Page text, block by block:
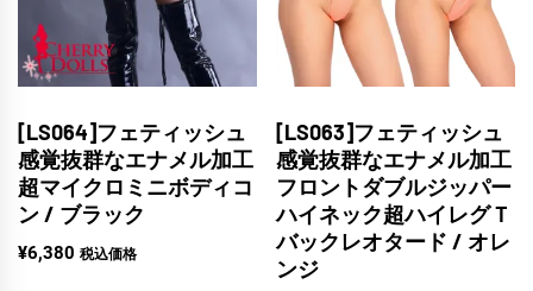
[LS064]フェティッシュ
感覚抜群なエナメル加工
超マイクロミニボディコ
ン / ブラック
¥6,380 税込価格
[LS063]フェティッシュ
感覚抜群なエナメル加工
フロントダブルジッパー
ハイネック超ハイレグＴ
バックレオタード / オレ
ンジ